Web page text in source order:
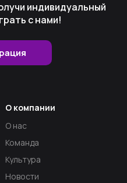
индивидуальный
с нами!
О компании
О нас
Команда
Культура
Новости